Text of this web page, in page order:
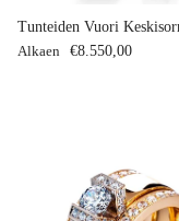
Tunteiden Vuori
Normaalihinta
Alkaen €8.550,00